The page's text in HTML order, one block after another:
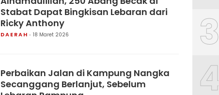
Stabat Dapat Bingkisan Lebaran dari
Ricky Anthony
DAERAH 18 Maret 2026
Perbaikan Jalan di Kampung Nangka
Secanggang Berlanjut, Sebelum
3
4